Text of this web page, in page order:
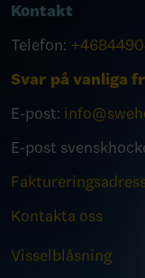
Kontakt
Telefon:
Svar på vanliga
E-post:
E-post
Kontakta oss
Visselblåsning